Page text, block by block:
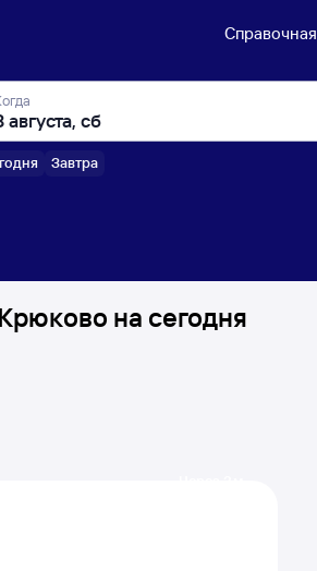
Справочная
Завтра
на сегодня